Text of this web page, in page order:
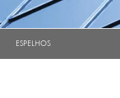
ESPELHOS